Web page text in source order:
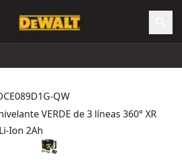
QW
VERDE de 3 líneas 360° XR
Ion 2Ah